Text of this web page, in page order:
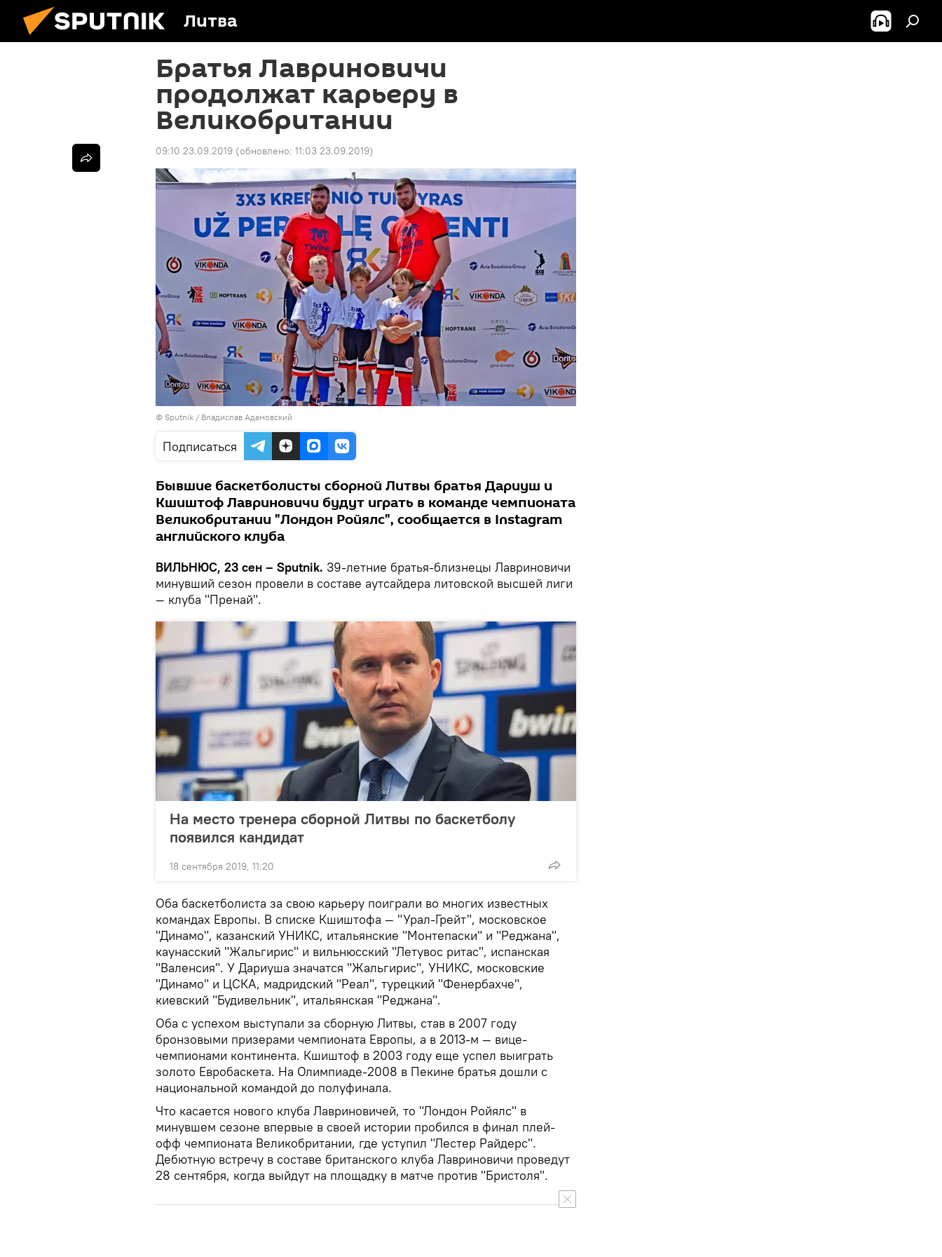
Литва
Братья Лавриновичи
продолжат карьеру в
Великобритании
09:10 23.09.2019 (обновлено: 11:03 23.09.2019)
© Sputnik / Владислав Адамовский
Подписаться
Бывшие баскетболисты сборной Литвы братья Дариуш и
Кшиштоф Лавриновичи будут играть в команде чемпионата
Великобритании "Лондон Ройялс", сообщается в Instagram
английского клуба
ВИЛЬНЮС, 23 сен – Sputnik. 39-летние братья-близнецы Лавриновичи
минувший сезон провели в составе аутсайдера литовской высшей лиги
— клуба "Пренай".
На место тренера сборной Литвы по баскетболу
появился кандидат
18 сентября 2019, 11:20
Оба баскетболиста за свою карьеру поиграли во многих известных
командах Европы. В списке Кшиштофа — "Урал-Грейт", московское
"Динамо", казанский УНИКС, итальянские "Монтепаски" и "Реджана",
каунасский "Жальгирис" и вильнюсский "Летувос ритас", испанская
"Валенсия". У Дариуша значатся "Жальгирис", УНИКС, московские
"Динамо" и ЦСКА, мадридский "Реал", турецкий "Фенербахче",
киевский "Будивельник", итальянская "Реджана".
Оба с успехом выступали за сборную Литвы, став в 2007 году
бронзовыми призерами чемпионата Европы, а в 2013-м — вице-
чемпионами континента. Кшиштоф в 2003 году еще успел выиграть
золото Евробаскета. На Олимпиаде-2008 в Пекине братья дошли с
национальной командой до полуфинала.
Что касается нового клуба Лавриновичей, то "Лондон Ройялс" в
минувшем сезоне впервые в своей истории пробился в финал плей-
офф чемпионата Великобритании, где уступил "Лестер Райдерс".
Дебютную встречу в составе британского клуба Лавриновичи проведут
28 сентября, когда выйдут на площадку в матче против "Бристоля".